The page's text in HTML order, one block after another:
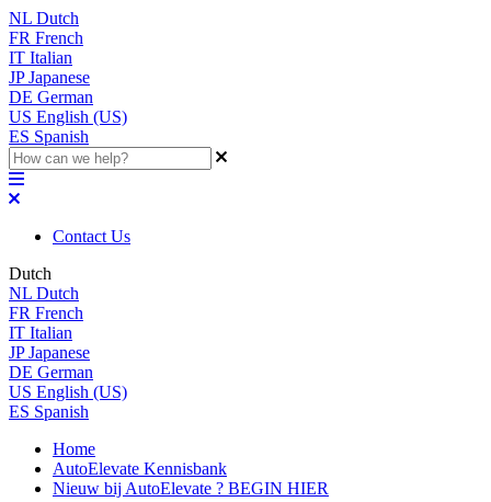
NL Dutch
FR French
IT Italian
JP Japanese
DE German
US English (US)
ES Spanish
Contact Us
Dutch
NL Dutch
FR French
IT Italian
JP Japanese
DE German
US English (US)
ES Spanish
Home
AutoElevate Kennisbank
Nieuw bij AutoElevate ? BEGIN HIER